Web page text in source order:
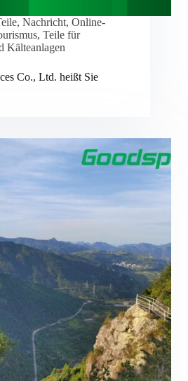
, Nachricht, Online-
, Teile für
Kälteanlagen
Co., Ltd. heißt Sie